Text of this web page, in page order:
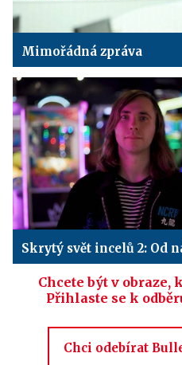
Mimořádná zpráva
Chcete být v obraze,
Přihlaste se k
Chci odebírat